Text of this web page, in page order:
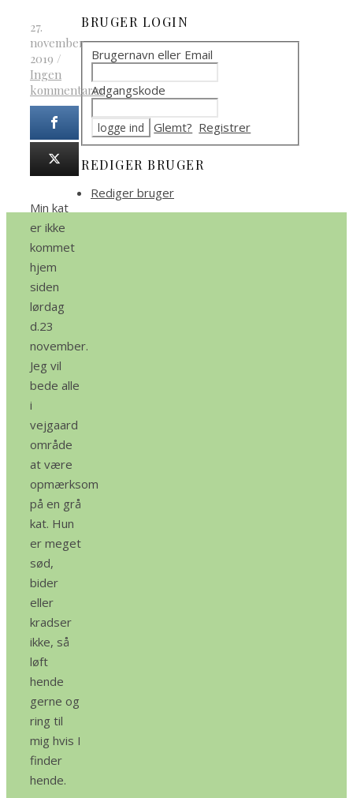
27.
november
2019 /
Ingen
kommentarer
Min kat
er ikke
kommet
hjem
siden
lørdag
d.23
november.
Jeg vil
bede alle
i
vejgaard
område
at være
opmærksom
på en grå
kat. Hun
er meget
sød,
bider
eller
kradser
ikke, så
løft
hende
gerne og
ring til
mig hvis I
finder
hende.
BRUGER LOGIN
Brugernavn eller Email
Adgangskode
Glemt? Registrer
REDIGER BRUGER
Rediger bruger